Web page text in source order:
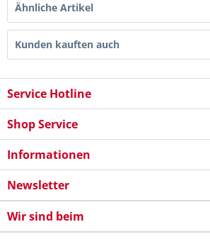
Ähnliche Artikel
Kunden kauften auch
Service Hotline
Shop Service
Informationen
Newsletter
Wir sind beim